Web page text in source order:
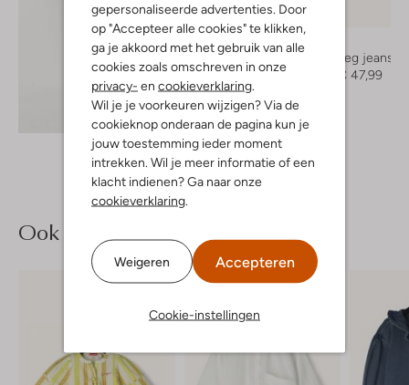
gepersonaliseerde advertenties. Door
op "Accepteer alle cookies" te klikken,
ga je akkoord met het gebruik van alle
cookies zoals omschreven in onze
privacy- en cookieverklaring.
Wil je je voorkeuren wijzigen? Via de
cookieknop onderaan de pagina kun je
jouw toestemming ieder moment
intrekken. Wil je meer informatie of een
klacht indienen? Ga naar onze
cookieverklaring.
Weigeren Accepteren
Cookie-instellingen
Ontdek de look
-40%
Vingino
Straight leg jeans
€ 47,99
Ook iets voor jou?